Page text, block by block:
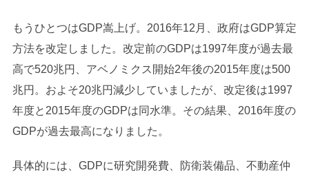
もうひとつはGDP嵩上げ。2016年12月、政府はGDP算定
方法を改定しました。改定前のGDPは1997年度が過去最
高で520兆円、アベノミクス開始2年後の2015年度は500
兆円。およそ20兆円減少していましたが、改定後は1997
年度と2015年度のGDPは同水準。その結果、2016年度の
GDPが過去最高になりました。
具体的には、GDPに研究開発費、防衛装備品、不動産仲